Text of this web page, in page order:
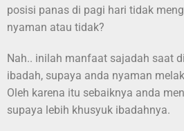
posisi panas di pagi hari tidak
nyaman atau tidak?
Nah.. inilah manfaat sajadah saat
ibadah, supaya anda nyaman
Oleh karena itu sebaiknya anda
supaya lebih khusyuk ibadahnya.